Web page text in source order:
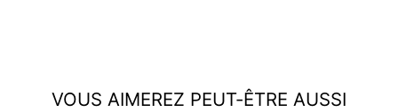
VOUS AIMEREZ PEUT-ÊTRE AUSSI